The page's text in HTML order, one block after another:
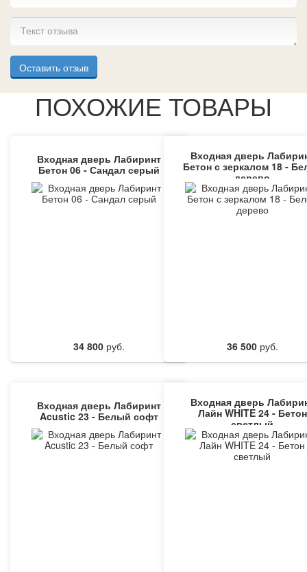
Оставить отзыв
ПОХОЖИЕ ТОВАРЫ
Входная дверь Лабиринт
Бетон 06 - Сандал серый
34 800руб.
Входная дверь
Бетон с зеркалом 18 -
дерево
36 500руб.
Входная дверь Лабиринт
Acustic 23 - Белый софт
Входная дверь
Лайн WHITE 24 - Бетон
светлый